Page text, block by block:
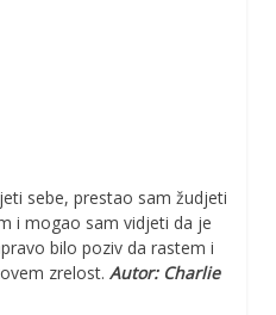
sebe, prestao sam žudjeti
i mogao sam vidjeti da je
bilo poziv da rastem i
zrelost. Autor: Charlie